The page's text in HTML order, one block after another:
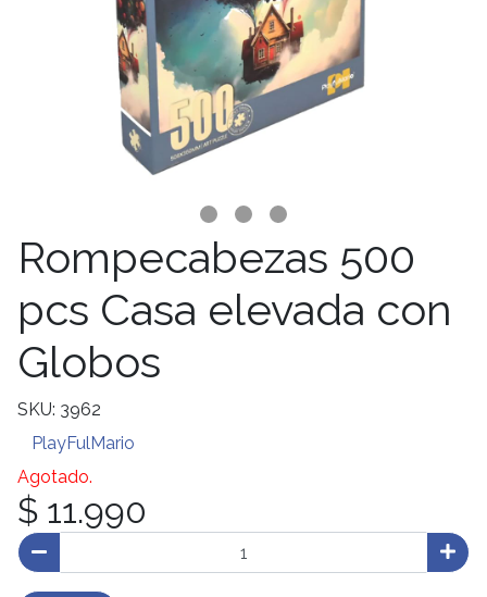
Rompecabezas 500
pcs Casa elevada con
Globos
SKU: 3962
PlayFulMario
Agotado.
$ 11.990